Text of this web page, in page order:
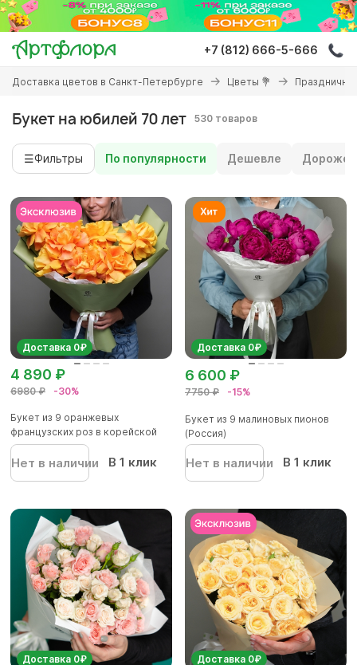
Перейти
основному
содержанию
+7 (812) 666-5-666
Вы
здесь
Доставка цветов в Санкт-Петербурге Цветы 💐
Букет на юбилей 70 лет 530 товаров
☰Фильтры По популярности Дешевле Дороже
Доставка 0₽
6980 ₽ -30%
4 890 ₽
Букет из 9 оранжевых
французских роз в корейской
упаков...
Нет в наличии В 1 клик
Доставка 0₽
7750 ₽ -15%
6 600 ₽
Букет из 9 малиновых пионов
(Россия)
Нет в наличии В 1 клик
Доставка 0₽ Доставка 0₽